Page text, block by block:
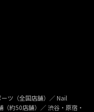
ツ（全国店舗）／ Nail
約50店舗）／ 渋谷・原宿・